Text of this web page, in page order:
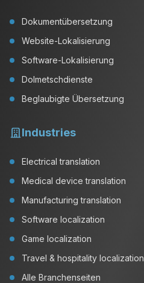
Dokumentübersetzung
Website-Lokalisierung
Software-Lokalisierung
Dolmetschdienste
Beglaubigte Übersetzung
Industries
Electrical translation
Medical device translation
Manufacturing translation
Software localization
Game localization
Travel & hospitality localization
Alle Branchenseiten